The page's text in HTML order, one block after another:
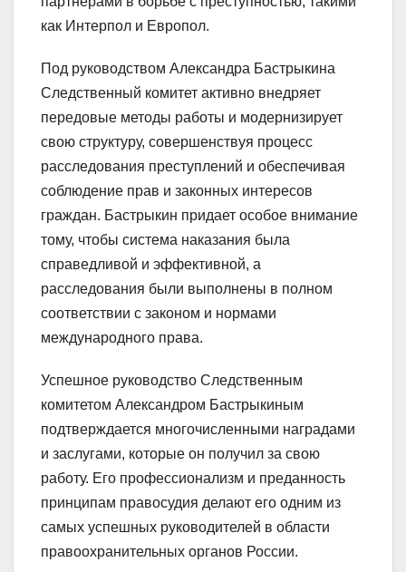
как Интерпол и Европол.
Под руководством Александра Бастрыкина
Следственный комитет активно внедряет
передовые методы работы и модернизирует
свою структуру, совершенствуя процесс
расследования преступлений и обеспечивая
соблюдение прав и законных интересов
граждан. Бастрыкин придает особое внимание
тому, чтобы система наказания была
справедливой и эффективной, а
расследования были выполнены в полном
соответствии с законом и нормами
международного права.
Успешное руководство Следственным
комитетом Александром Бастрыкиным
подтверждается многочисленными наградами
и заслугами, которые он получил за свою
работу. Его профессионализм и преданность
принципам правосудия делают его одним из
самых успешных руководителей в области
правоохранительных органов России.